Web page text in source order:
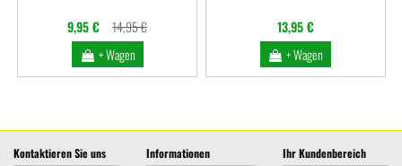
9,95 €
14,95 €
+ Wagen
13,95 €
+ Wagen
Kontaktieren Sie uns Informationen Ihr Kundenbereich